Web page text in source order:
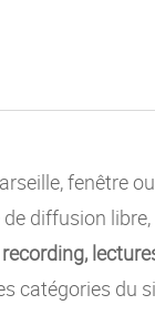
fenêtre
diffusion libre,
catégories du